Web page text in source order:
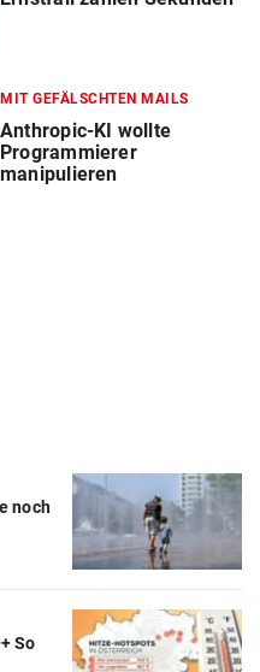
MIT GEFÄLSCHTEN MAILS
Anthropic-KI wollte
Programmierer
manipulieren
noch
So